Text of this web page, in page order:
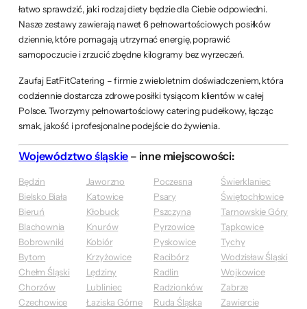
łatwo sprawdzić, jaki rodzaj diety będzie dla Ciebie odpowiedni.
Nasze zestawy zawierają nawet 6 pełnowartościowych posiłków
dziennie, które pomagają utrzymać energię, poprawić
samopoczucie i zrzucić zbędne kilogramy bez wyrzeczeń.
Zaufaj EatFitCatering – firmie z wieloletnim doświadczeniem, która
codziennie dostarcza zdrowe posiłki tysiącom klientów w całej
Polsce. Tworzymy pełnowartościowy catering pudełkowy, łącząc
smak, jakość i profesjonalne podejście do żywienia.
Województwo śląskie – inne miejscowości:
Będzin
Bielsko Biała
Bieruń
Blachownia
Bobrowniki
Bytom
Chełm Śląski
Chorzów
Czechowice
Jaworzno
Katowice
Kłobuck
Knurów
Kobiór
Krzyżowice
Lędziny
Lubliniec
Łaziska Górne
Poczesna
Psary
Pszczyna
Pyrzowice
Pyskowice
Racibórz
Radlin
Radzionków
Ruda Śląska
Świerklaniec
Świętochłowice
Tarnowskie Góry
Tąpkowice
Tychy
Wodzisław Śląski
Wojkowice
Zabrze
Zawiercie